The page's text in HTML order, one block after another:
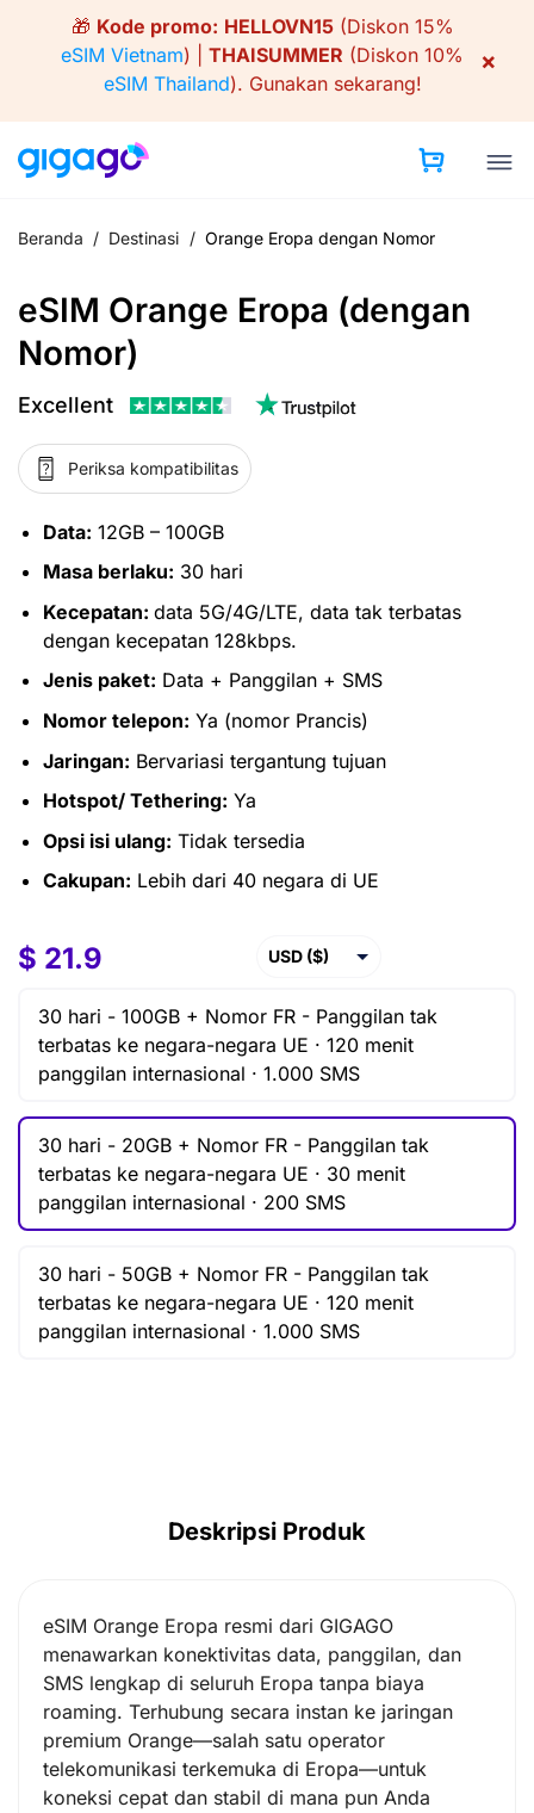
🎁 Kode promo: HELLOVN15(Diskon 15%
eSIM Vietnam) | THAISUMMER (Diskon 10%
eSIM Thailand). Gunakan sekarang!
×
Beranda / Destinasi / Orange Eropa dengan Nomor
eSIM Orange Eropa (dengan
Nomor)
Excellent
Periksa kompatibilitas
Data: 12GB – 100GB
Masa berlaku: 30 hari
Kecepatan: data 5G/4G/LTE, data tak terbatas
dengan kecepatan 128kbps.
Jenis paket: Data + Panggilan + SMS
Nomor telepon: Ya (nomor Prancis)
Jaringan: Bervariasi tergantung tujuan
Hotspot/ Tethering: Ya
Opsi isi ulang: Tidak tersedia
Cakupan: Lebih dari 40 negara di UE
$ 21.9 USD ($)
GBP (£)
AUD ($)
SGD ($)
IDR (Rp)
30 hari - 100GB + Nomor FR - Panggilan tak
terbatas ke negara-negara UE · 120 menit
panggilan internasional · 1.000 SMS
30 hari - 20GB + Nomor FR - Panggilan tak
terbatas ke negara-negara UE · 30 menit
panggilan internasional · 200 SMS
30 hari - 50GB + Nomor FR - Panggilan tak
terbatas ke negara-negara UE · 120 menit
panggilan internasional · 1.000 SMS
$ 21.9
Deskripsi Produk
eSIM Orange Eropa resmi dari GIGAGO
menawarkan konektivitas data, panggilan, dan
SMS lengkap di seluruh Eropa tanpa biaya
roaming. Terhubung secara instan ke jaringan
premium Orange—salah satu operator
telekomunikasi terkemuka di Eropa—untuk
koneksi cepat dan stabil di mana pun Anda